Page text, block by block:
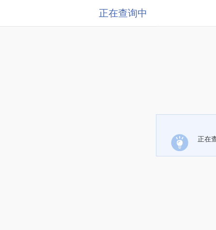
正在查询中
正在